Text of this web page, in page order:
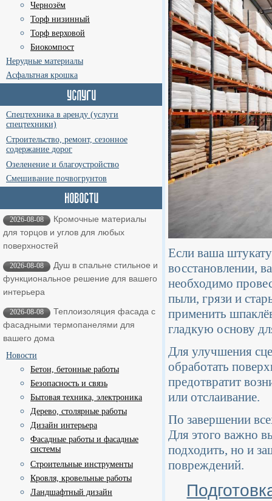
Чернозём
Торф низинный
Торф верховой
Биокомпост
Нерудные материалы
Асфальтная крошка
Спецтехника в аренду (услуги
спецтехники)
Строительство, ремонт, сезонное
содержание дорог
Озеленение и благоустройство
Смешивание почвогрунтов
2026-08-08
Кромочные материалы
для торцов и углов для любых
поверхностей
2026-08-08
Душ в спальне стильное и
функциональное решение для вашего
интерьера
2026-08-08
Теплоизоляция фасада с
фасадными термопанелями для
вашего дома
Новости
Бетон, бетонные работы
Безопасность и связь
Бытовая техника, электроника
Дерево, столярные работы
Дизайн интерьера
Фасадные работы и фасадные
системы
Строительные инструменты
Кровля, кровельные работы
Ландшафтный дизайн
Если ваша
восстановлении,
необходимо
пыли, грязи и
применить
гладкую основу
Для улучшения
обработать
предотвратит
или отслаивание.
По завершении
Для этого важно
подходить, но и
повреждений.